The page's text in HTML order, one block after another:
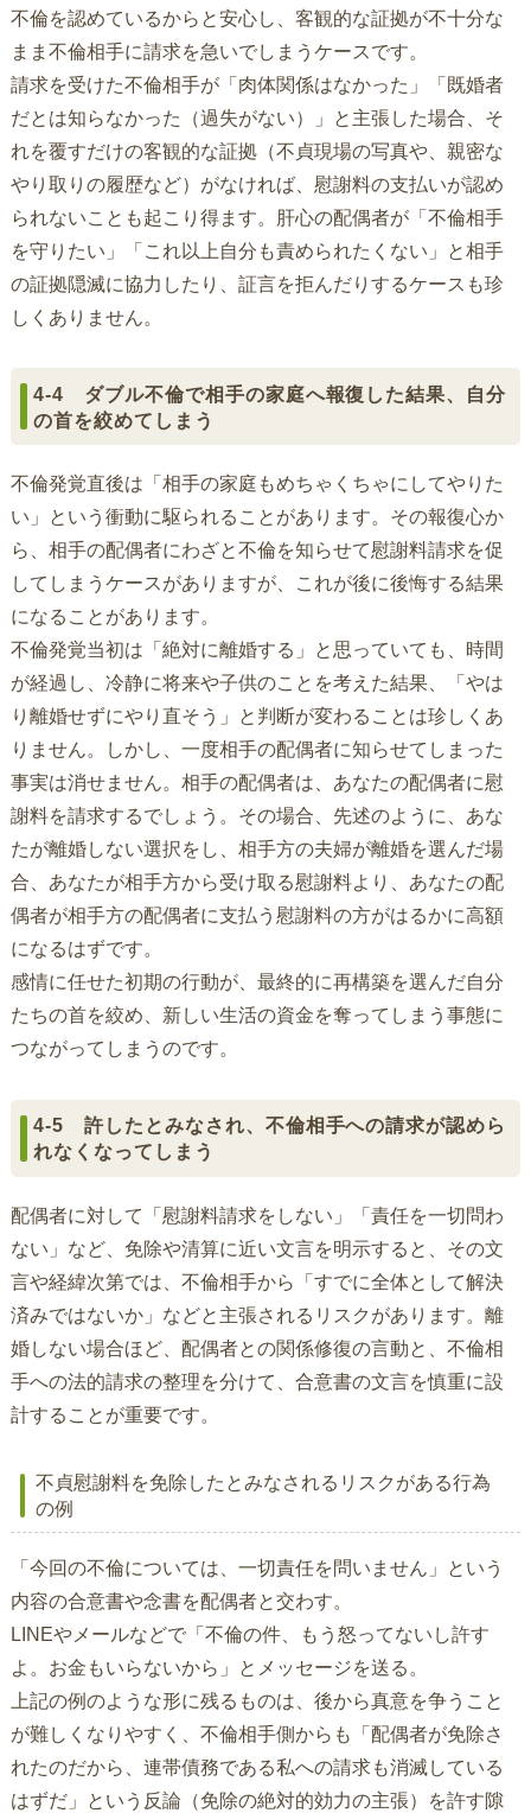
不倫を認めているからと安心し、客観的な証拠が不十分な
まま不倫相手に請求を急いでしまうケースです。
請求を受けた不倫相手が「肉体関係はなかった」「既婚者
だとは知らなかった（過失がない）」と主張した場合、そ
れを覆すだけの客観的な証拠（不貞現場の写真や、親密な
やり取りの履歴など）がなければ、慰謝料の支払いが認め
られないことも起こり得ます。肝心の配偶者が「不倫相手
を守りたい」「これ以上自分も責められたくない」と相手
の証拠隠滅に協力したり、証言を拒んだりするケースも珍
しくありません。
4-4 ダブル不倫で相手の家庭へ報復した結果、自分
の首を絞めてしまう
不倫発覚直後は「相手の家庭もめちゃくちゃにしてやりた
い」という衝動に駆られることがあります。その報復心か
ら、相手の配偶者にわざと不倫を知らせて慰謝料請求を促
してしまうケースがありますが、これが後に後悔する結果
になることがあります。
不倫発覚当初は「絶対に離婚する」と思っていても、時間
が経過し、冷静に将来や子供のことを考えた結果、「やは
り離婚せずにやり直そう」と判断が変わることは珍しくあ
りません。しかし、一度相手の配偶者に知らせてしまった
事実は消せません。相手の配偶者は、あなたの配偶者に慰
謝料を請求するでしょう。その場合、先述のように、あな
たが離婚しない選択をし、相手方の夫婦が離婚を選んだ場
合、あなたが相手方から受け取る慰謝料より、あなたの配
偶者が相手方の配偶者に支払う慰謝料の方がはるかに高額
になるはずです。
感情に任せた初期の行動が、最終的に再構築を選んだ自分
たちの首を絞め、新しい生活の資金を奪ってしまう事態に
つながってしまうのです。
4-5 許したとみなされ、不倫相手への請求が認めら
れなくなってしまう
配偶者に対して「慰謝料請求をしない」「責任を一切問わ
ない」など、免除や清算に近い文言を明示すると、その文
言や経緯次第では、不倫相手から「すでに全体として解決
済みではないか」などと主張されるリスクがあります。離
婚しない場合ほど、配偶者との関係修復の言動と、不倫相
手への法的請求の整理を分けて、合意書の文言を慎重に設
計することが重要です。
不貞慰謝料を免除したとみなされるリスクがある行為
の例
「今回の不倫については、一切責任を問いません」という
内容の合意書や念書を配偶者と交わす。
LINEやメールなどで「不倫の件、もう怒ってないし許す
よ。お金もいらないから」とメッセージを送る。
上記の例のような形に残るものは、後から真意を争うこと
が難しくなりやすく、不倫相手側からも「配偶者が免除さ
れたのだから、連帯債務である私への請求も消滅している
はずだ」という反論（免除の絶対的効力の主張）を許す隙